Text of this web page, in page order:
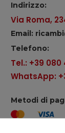
Indirizzo:
Via Roma,
Email:
Telefono:
Tel.: +39 080
WhatsApp:
Metodi di